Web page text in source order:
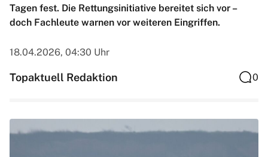
Tagen fest. Die Rettungsinitiative bereitet sich vor –
doch Fachleute warnen vor weiteren Eingriffen.
18.04.2026, 04:30 Uhr
Topaktuell Redaktion 0